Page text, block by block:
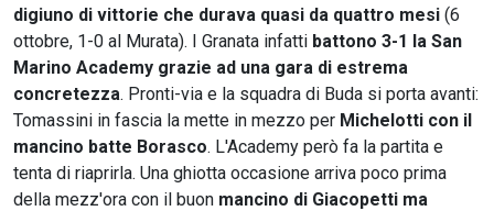
digiuno di vittorie che durava quasi da quattro mesi (6
ottobre, 1-0 al Murata). I Granata infatti battono 3-1 la San
Marino Academy grazie ad una gara di estrema
concretezza. Pronti-via e la squadra di Buda si porta avanti:
Tomassini in fascia la mette in mezzo per Michelotti con il
mancino batte Borasco. L'Academy però fa la partita e
tenta di riaprirla. Una ghiotta occasione arriva poco prima
della mezz'ora con il buon mancino di Giacopetti ma